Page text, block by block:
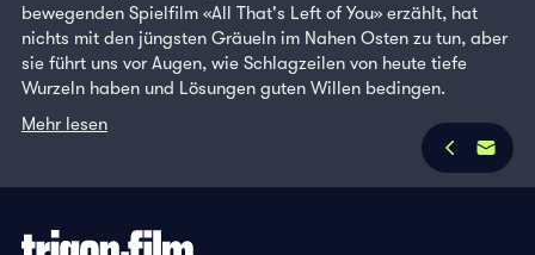
bewegenden Spielfilm «All That's Left of You» erzählt, hat
nichts mit den jüngsten Gräueln im Nahen Osten zu tun, aber
sie führt uns vor Augen, wie Schlagzeilen von heute tiefe
Wurzeln haben und Lösungen guten Willen bedingen.
Mehr lesen